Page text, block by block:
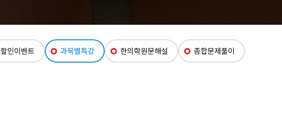
한의대 합격자
대학별 편입정보
모바일 이용안내
동영상 해결방법
할인이벤트 과목별특강 한의학원문해설 종합문제풀이